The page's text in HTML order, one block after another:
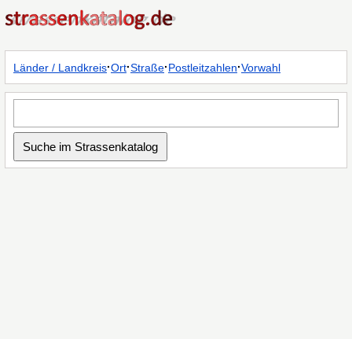
Länder / Landkreis·Ort·Straße·Postleitzahlen·Vorwahl